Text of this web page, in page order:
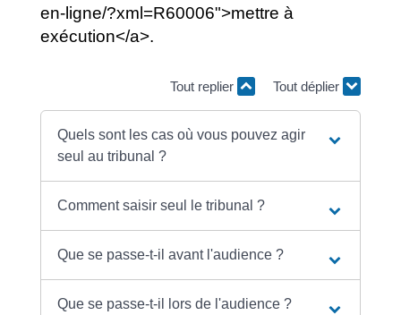
en-ligne/?xml=R60006">mettre à
exécution</a>.
Tout replier Tout déplier
Quels sont les cas où vous pouvez agir
seul au tribunal ?
Comment saisir seul le tribunal ?
Que se passe-t-il avant l'audience ?
Que se passe-t-il lors de l'audience ?